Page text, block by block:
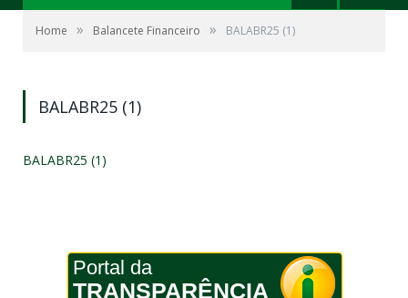
Home » Balancete Financeiro » BALABR25 (1)
BALABR25 (1)
BALABR25 (1)
Portal da
TRANSPARÊNCIA